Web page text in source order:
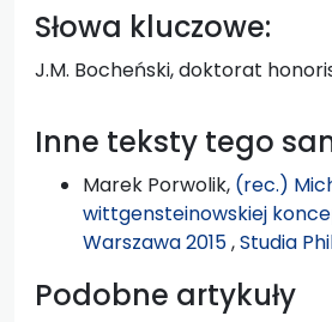
Słowa kluczowe:
J.M. Bocheński, doktorat
Inne teksty tego
Marek Porwolik, (rec.)
wittgensteinowskiej
Warszawa 2015,Studia
Podobne artykuły